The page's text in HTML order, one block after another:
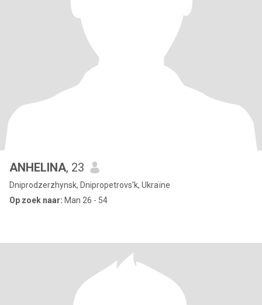
ANHELINA, 23
Dniprodzerzhynsk, Dnipropetrovs'k, Ukraïne
Op zoek naar: Man 26 - 54